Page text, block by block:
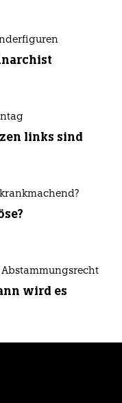
links sind
wird es